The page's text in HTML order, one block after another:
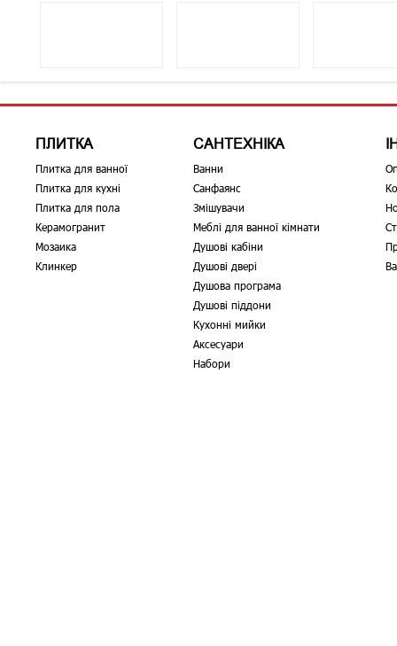
ПЛИТКА
Плитка для ванної
Плитка для кухні
Плитка для пола
Керамогранит
Мозаика
Клинкер
САНТЕХНІКА
Ванни
Санфаянс
Змішувачи
Меблі для ванної кімнати
Душові кабіни
Душові двері
Душова програма
Душові піддони
Кухонні мийки
Аксесуари
Набори